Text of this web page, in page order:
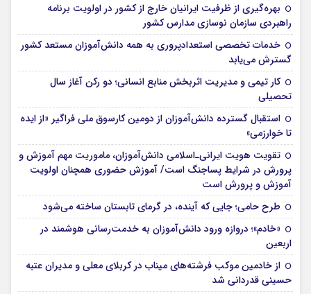
بهره‌گیری از ظرفیت ایرانیان خارج از کشور در اولویت برنامه
راهبردی سازمان نوسازی مدارس کشور
خدمات تخصصی استعدادپروری به همه دانش‌آموزان مستعد کشور
گسترش می‌یابد
کار تیمی و مدیریت اثربخش منابع انسانی؛ دو رکن آغاز سال
تحصیلی
استقبال گسترده دانش‌آموزان از دومین کارسوق ملی فراگیر «از ایده
تا خوارزمی»
تقویت هویت ایرانی‌ـ‌اسلامی دانش‌آموزان، ماموریت مهم آموزش و
پرورش در شرایط پساجنگ است/ آموزش حضوری همچنان اولویت
آموزش و پرورش است
طرح حامی؛ جایی که آینده، در گرمای تابستان ساخته می‌شود
«خادم»؛ دروازه ورود دانش‌آموزان به خدمت‌رسانی هوشمند در
اربعین
از خادمین موکب فرشته‌های میناب در کربلای معلی و مدیران عتبه
حسینی قدردانی شد